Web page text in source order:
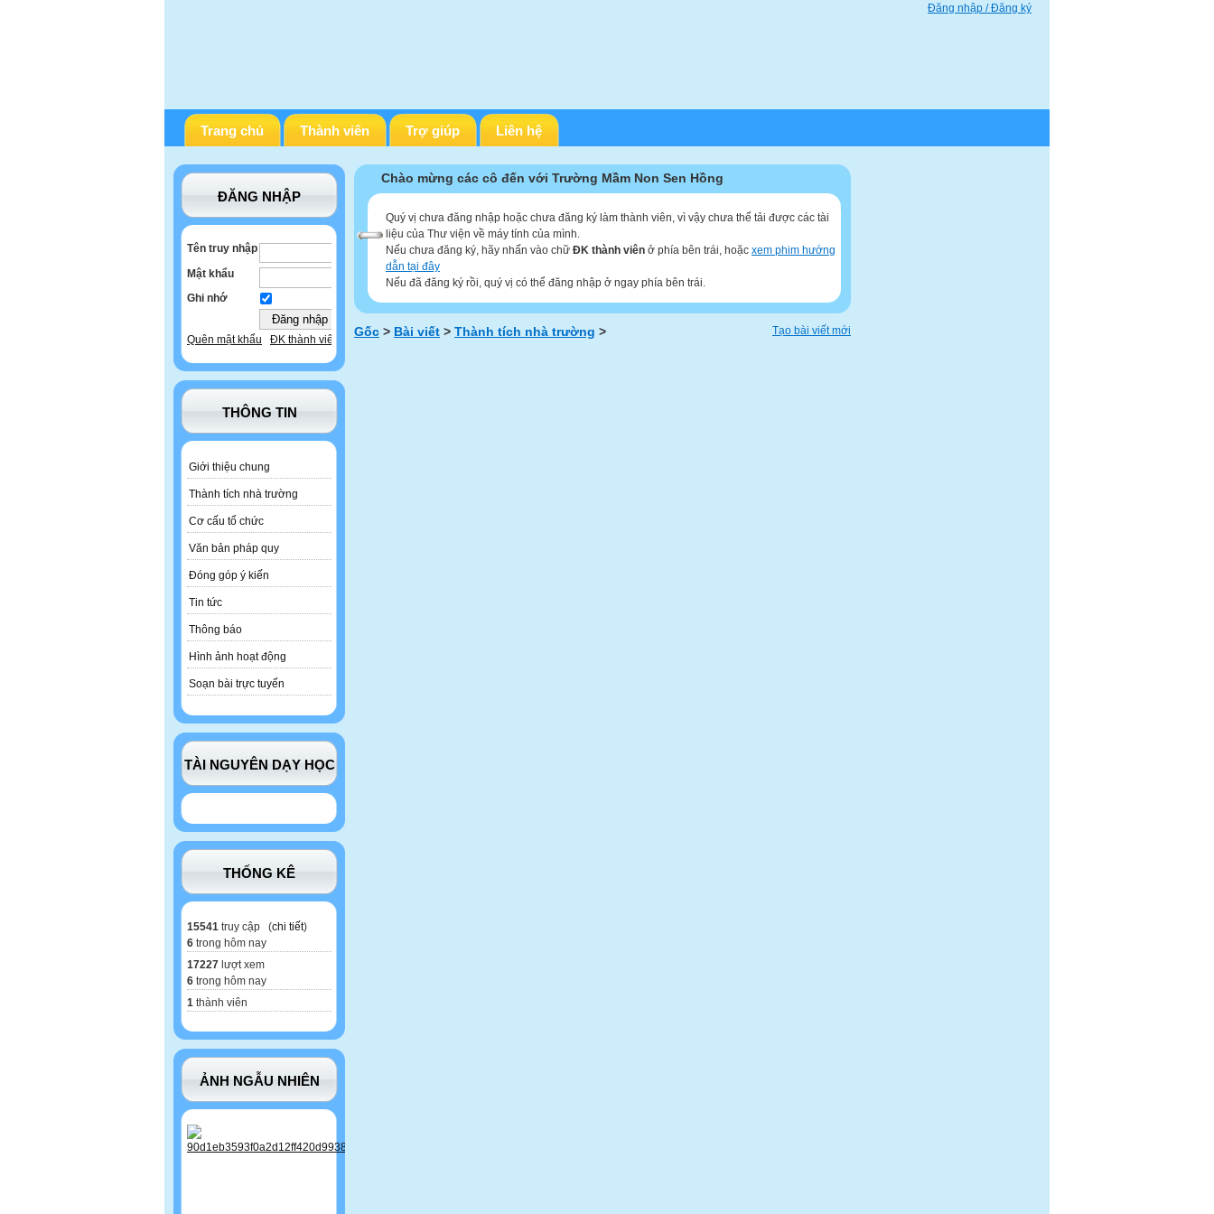
Đăng nhập / Đăng ký
Trang chủ Thành viên Trợ giúp Liên hệ
ĐĂNG NHẬP
Tên truy nhập
Mật khẩu
Ghi nhớ
Quên mật khẩu ĐK thành viên
THÔNG TIN
Giới thiệu chung
Thành tích nhà trường
Cơ cấu tổ chức
Văn bản pháp quy
Đóng góp ý kiến
Tin tức
Thông báo
Hình ảnh hoạt động
Soạn bài trực tuyến
TÀI NGUYÊN DẠY HỌC
THỐNG KÊ
15541 truy cập (chi tiết)
6 trong hôm nay
17227 lượt xem
6 trong hôm nay
1 thành viên
ẢNH NGẪU NHIÊN
Chào mừng các cô đến với Trường Mầm Non Sen Hồng
Quý vị chưa đăng nhập hoặc chưa đăng ký làm thành viên, vì vậy chưa thể tải được các tài
liệu của Thư viện về máy tính của mình.
Nếu chưa đăng ký, hãy nhấn vào chữ ĐK thành viên ở phía bên trái, hoặc xem phim hướng
dẫn tại đây
Nếu đã đăng ký rồi, quý vị có thể đăng nhập ở ngay phía bên trái.
Gốc > Bài viết > Thành tích nhà trường > Tạo bài viết mới